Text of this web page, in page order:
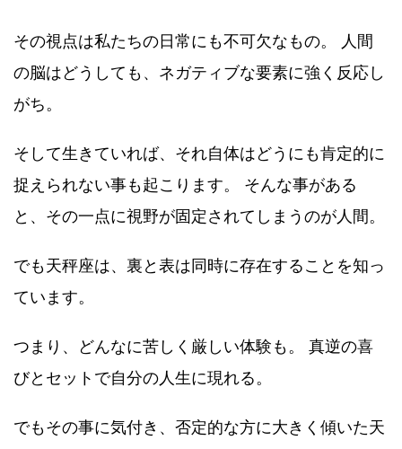
その視点は私たちの日常にも不可欠なもの。 人間
の脳はどうしても、ネガティブな要素に強く反応し
がち。
そして生きていれば、それ自体はどうにも肯定的に
捉えられない事も起こります。 そんな事がある
と、その一点に視野が固定されてしまうのが人間。
でも天秤座は、裏と表は同時に存在することを知っ
ています。
つまり、どんなに苦しく厳しい体験も。 真逆の喜
びとセットで自分の人生に現れる。
でもその事に気付き、否定的な方に大きく傾いた天